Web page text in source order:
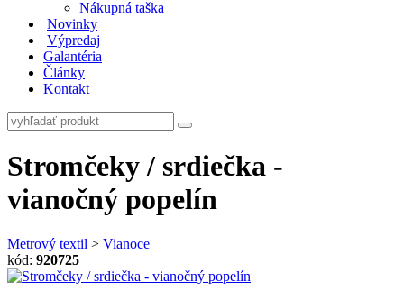
Nákupná taška
Novinky
Výpredaj
Galantéria
Články
Kontakt
Stromčeky / srdiečka -
vianočný popelín
Metrový textil > Vianoce
kód: 920725